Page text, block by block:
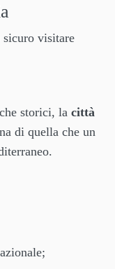
sicuro visitare
storici, la città
di quella che un